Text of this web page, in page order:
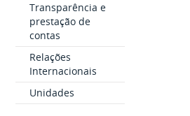
Transparência e
prestação de
contas
Relações
Internacionais
Unidades